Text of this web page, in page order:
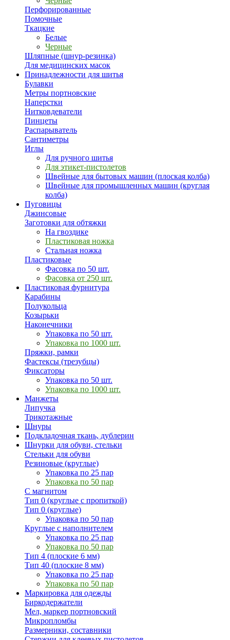
Перфорированные
Помочные
Ткацкие
Белые
Черные
Шляпные (шнур-резинка)
Для медицинских масок
Принадлежности для шитья
Булавки
Метры портновские
Наперстки
Нитковдеватели
Пинцеты
Распарыватель
Сантиметры
Иглы
Для ручного шитья
Для этикет-пистолетов
Швейные для бытовых машин (плоская колба)
Швейные для промышленных машин (круглая
колба)
Пуговицы
Джинсовые
Заготовки для обтяжки
На гвоздике
Пластиковая ножка
Стальная ножка
Пластиковые
Фасовка по 50 шт.
Фасовка от 250 шт.
Пластиковая фурнитура
Карабины
Полукольца
Козырьки
Наконечники
Упаковка по 50 шт.
Упаковка по 1000 шт.
Пряжки, рамки
Фастексы (трезубцы)
Фиксаторы
Упаковка по 50 шт.
Упаковка по 1000 шт.
Манжеты
Липучка
Трикотажные
Шнуры
Подкладочная ткань, дублерин
Шнурки для обуви, стельки
Стельки для обуви
Резиновые (круглые)
Упаковка по 25 пар
Упаковка по 50 пар
С магнитом
Тип 0 (круглые с пропиткой)
Тип 0 (круглые)
Упаковка по 50 пар
Круглые с наполнителем
Упаковка по 25 пар
Упаковка по 50 пар
Тип 4 (плоские 6 мм)
Тип 40 (плоские 8 мм)
Упаковка по 25 пар
Упаковка по 50 пар
Маркировка для одежды
Биркодержатели
Мел, маркер портновский
Микропломбы
Размерники, составники